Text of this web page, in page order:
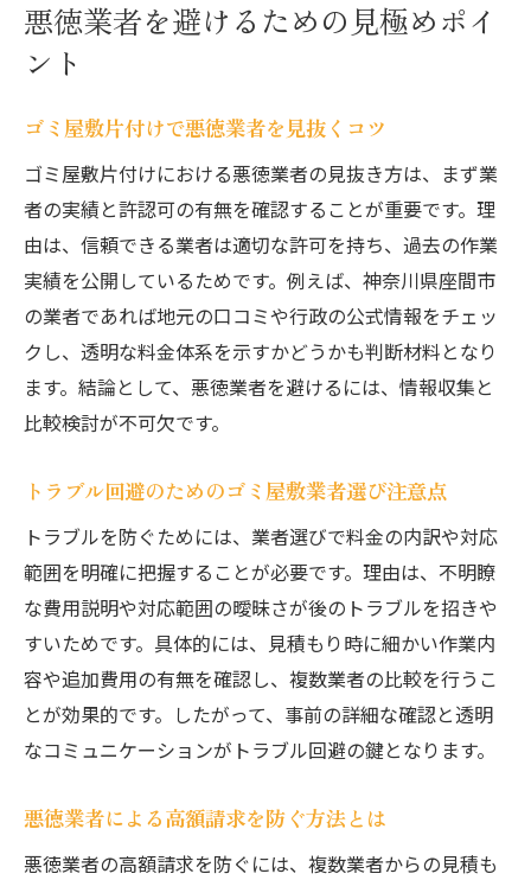
悪徳業者を避けるための見極めポイ
ント
ゴミ屋敷片付けで悪徳業者を見抜くコツ
ゴミ屋敷片付けにおける悪徳業者の見抜き方は、まず業
者の実績と許認可の有無を確認することが重要です。理
由は、信頼できる業者は適切な許可を持ち、過去の作業
実績を公開しているためです。例えば、神奈川県座間市
の業者であれば地元の口コミや行政の公式情報をチェッ
クし、透明な料金体系を示すかどうかも判断材料となり
ます。結論として、悪徳業者を避けるには、情報収集と
比較検討が不可欠です。
トラブル回避のためのゴミ屋敷業者選び注意点
トラブルを防ぐためには、業者選びで料金の内訳や対応
範囲を明確に把握することが必要です。理由は、不明瞭
な費用説明や対応範囲の曖昧さが後のトラブルを招きや
すいためです。具体的には、見積もり時に細かい作業内
容や追加費用の有無を確認し、複数業者の比較を行うこ
とが効果的です。したがって、事前の詳細な確認と透明
なコミュニケーションがトラブル回避の鍵となります。
悪徳業者による高額請求を防ぐ方法とは
悪徳業者の高額請求を防ぐには、複数業者からの見積も